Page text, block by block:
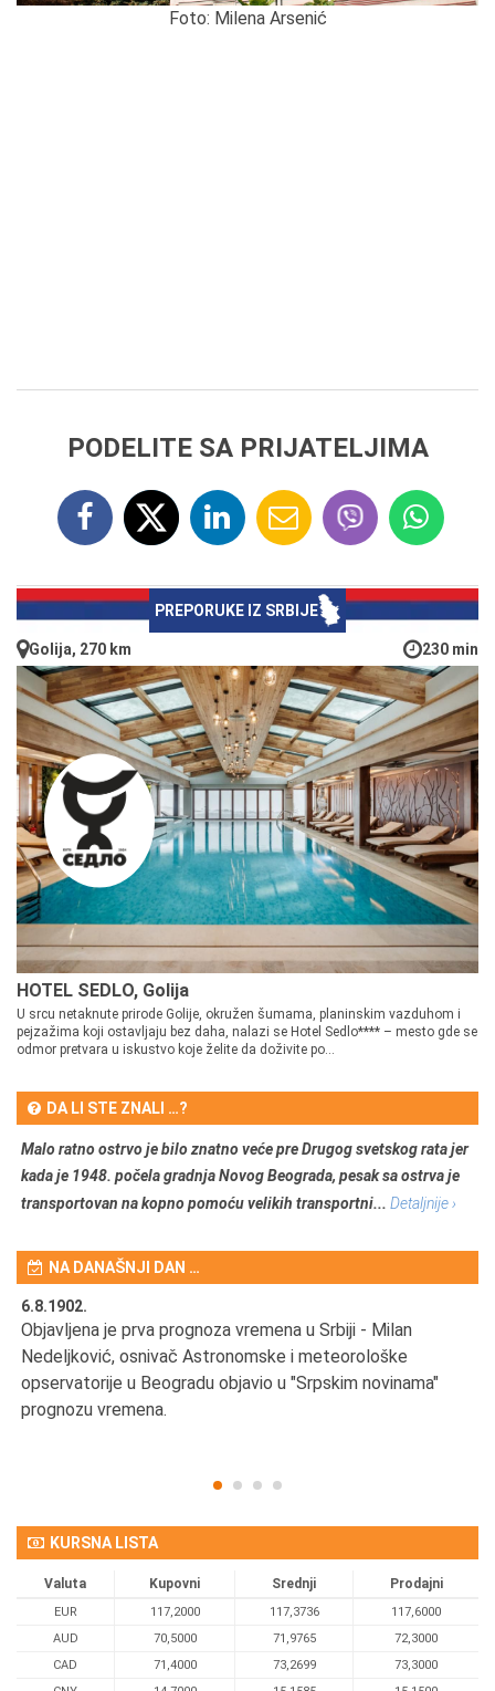
Foto: Milena Arsenić
PODELITE SA PRIJATELJIMA
PREPORUKE IZ SRBIJE
Golija, 270 km 230 min
HOTEL SEDLO, Golija
U srcu netaknute prirode Golije, okružen šumama, planinskim vazduhom i
pejzažima koji ostavljaju bez daha, nalazi se Hotel Sedlo**** – mesto gde se
odmor pretvara u iskustvo koje želite da doživite po...
DA LI STE ZNALI …?
Malo ratno ostrvo je bilo znatno veće pre Drugog svetskog rata jer
kada je 1948. počela gradnja Novog Beograda, pesak sa ostrva je
transportovan na kopno pomoću velikih transportni... Detaljnije ›
NA DANAŠNJI DAN …
6.8.1902.
Objavljena je prva prognoza vremena u Srbiji - Milan
Nedeljković, osnivač Astronomske i meteorološke
opservatorije u Beogradu objavio u "Srpskim novinama"
prognozu vremena.
KURSNA LISTA
Valuta Kupovni Srednji Prodajni
EUR 117,2000 117,3736
117,6000
AUD
70,5000 71,9765
72,3000
CAD
71,4000 73,2699
73,3000